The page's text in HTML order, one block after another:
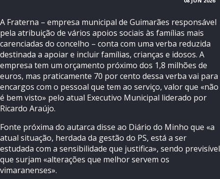
A Fraterna – empresa municipal de Guimarães responsável
pela atribuição de vários apoios sociais às famílias mais
carenciadas do concelho – conta com uma verba reduzida
destinada a apoiar e incluir famílias, crianças e idosos. A
empresa tem um orçamento próximo dos 1,8 milhões de
euros, mas praticamente 70 por cento dessa verba vai para
encargos com o pessoal que tem ao serviço, valor que «não
é bem visto» pelo atual Executivo Municipal liderado por
Ricardo Araújo.
Fonte próxima do autarca disse ao Diário do Minho que «a
atual situação, herdada da gestão do PS, está a ser
estudada com a sensibilidade que justifica», sendo previsível
que surjam «alterações que melhor servem os
vimaranenses».